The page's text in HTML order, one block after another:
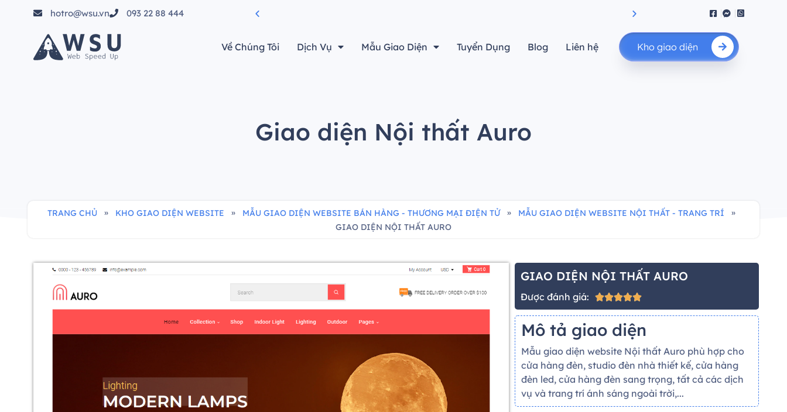
hotro@wsu.vn
093 22 88 444
Về Chúng Tôi Dịch Vụ Mẫu Giao Diện Tuyển Dụng Blog Liên hệ Kho giao diện
Giao diện Nội thất Auro
TRANG CHỦ » KHO GIAO DIỆN WEBSITE » MẪU GIAO DIỆN WEBSITE BÁN HÀNG - THƯƠNG MẠI ĐIỆN TỬ » MẪU GIAO DIỆN WEBSITE NỘI THẤT - TRANG TRÍ
»
GIAO DIỆN NỘI THẤT AURO
GIAO DIỆN NỘI THẤT AURO
Được đánh giá: 
Mô tả giao diện
Mẫu giao diện website Nội thất Auro phù hợp cho
cửa hàng đèn, studio đèn nhà thiết kế, cửa hàng
đèn led, cửa hàng đèn sang trọng, tất cả các dịch
vụ và trang trí ánh sáng ngoài trời,...